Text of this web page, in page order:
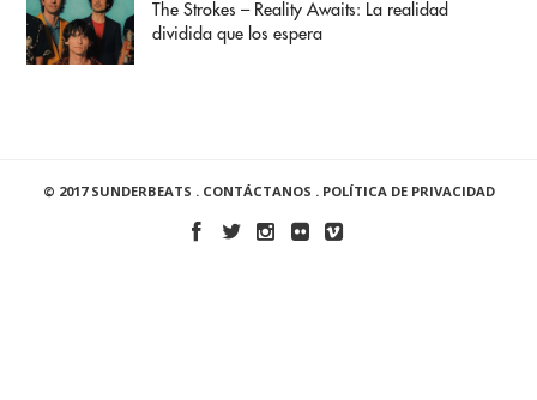
The Strokes – Reality Awaits: La realidad
dividida que los espera
© 2017 SUNDERBEATS . CONTÁCTANOS . POLÍTICA DE PRIVACIDAD